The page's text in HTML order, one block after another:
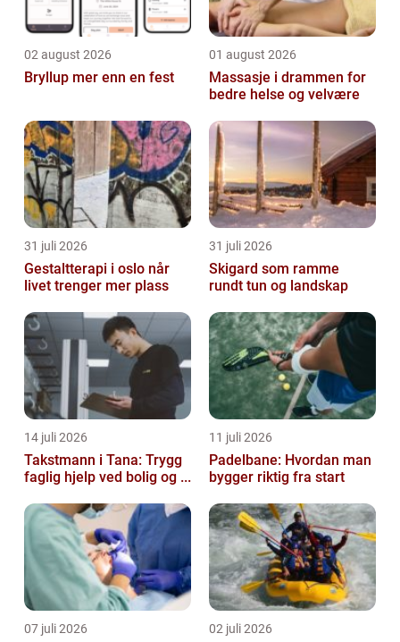
02 august 2026
Bryllup mer enn en fest
01 august 2026
Massasje i drammen for
bedre helse og velvære
31 juli 2026
Gestaltterapi i oslo når
livet trenger mer plass
31 juli 2026
Skigard som ramme
rundt tun og landskap
14 juli 2026
Takstmann i Tana: Trygg
faglig hjelp ved bolig og ...
11 juli 2026
Padelbane: Hvordan man
bygger riktig fra start
07 juli 2026 02 juli 2026